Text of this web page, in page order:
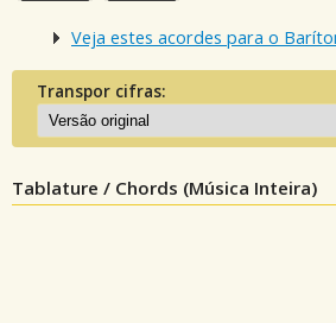
Veja estes acordes para o
Transpor cifras:
Tablature / Chords (Música Inteira)